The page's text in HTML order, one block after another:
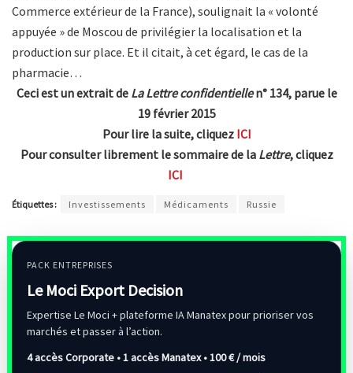
Commerce extérieur de la France), soulignait la « volonté
appuyée » de Moscou de privilégier la localisation et la
production sur place. Et il citait, à cet égard, le cas de la
pharmacie…
Ceci est un extrait de La Lettre confidentiellen° 134, parue le
19 février 2015
Pour lire la suite, cliquez ICI
Pour consulter librement le sommaire de la Lettre, cliquez
ICI
Étiquettes : Investissements Médicaments Russie
PACK ENTREPRISES
Le Moci Export Decision
Expertise Le Moci + plateforme IA Manatex pour prioriser vos
marchés et passer à l’action.
4 accès Corporate • 1 accès Manatex •100 € / mois